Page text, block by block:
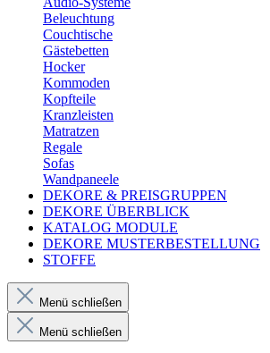
Beleuchtung
Couchtische
Gästebetten
Hocker
Kommoden
Kopfteile
Kranzleisten
Matratzen
Regale
Sofas
Wandpaneele
DEKORE & PREISGRUPPEN
DEKORE ÜBERBLICK
KATALOG MODULE
DEKORE MUSTERBESTELLUNG
STOFFE
Menü schließen
Menü schließen